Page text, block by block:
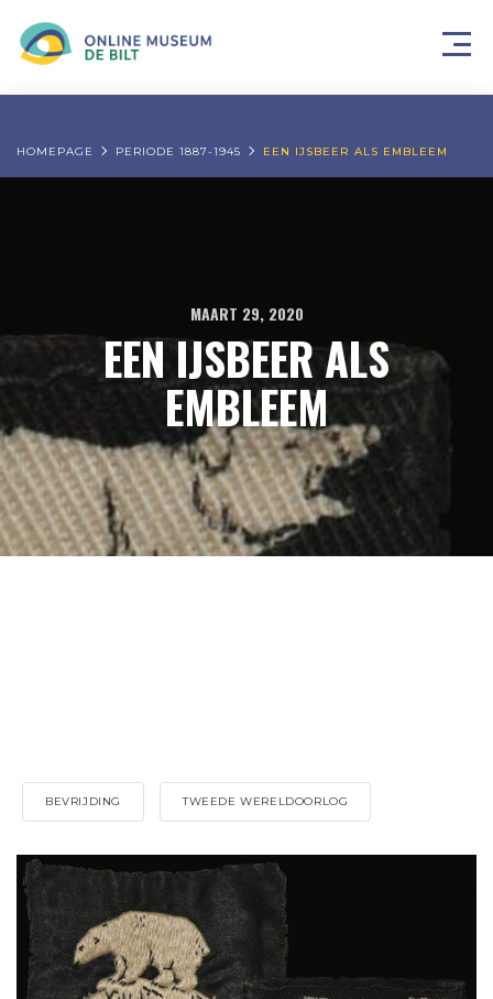
HOMEPAGE PERIODE 1887-1945 EEN IJSBEER ALS EMBLEEM
MAART 29, 2020
EEN IJSBEER ALS
EMBLEEM
BEVRIJDING TWEEDE WERELDOORLOG